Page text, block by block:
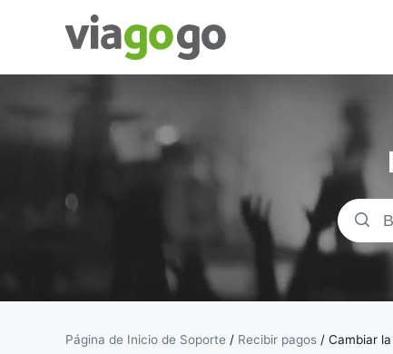
Entradas
para
Conciertos,
Deporte y
Teatro |
viagogo, el
Página de Inicio de Soporte / Recibir pagos / Cambiar